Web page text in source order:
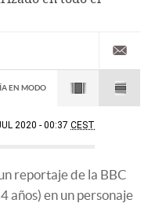
EN MODO
2020 - 00:37 CEST
reportaje de la BBC
años) en un personaje